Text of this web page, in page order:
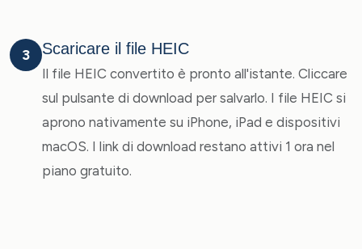
3 Scaricare il file HEIC
Il file HEIC convertito è pronto all'istante. Cliccare
sul pulsante di download per salvarlo. I file HEIC si
aprono nativamente su iPhone, iPad e dispositivi
macOS. I link di download restano attivi 1 ora nel
piano gratuito.